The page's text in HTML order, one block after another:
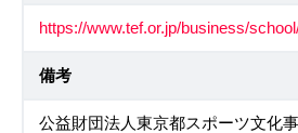
https://www.tef.or.jp/business/
備考
公益財団法人東京都スポーツ文化